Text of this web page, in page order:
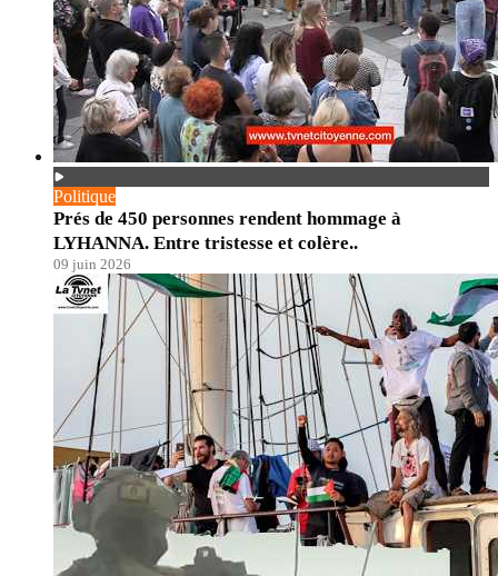
Politique
Prés de 450 personnes rendent hommage à
LYHANNA. Entre tristesse et colère..
09 juin 2026